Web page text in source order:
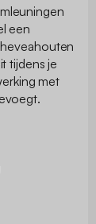
een
tijdens je
met